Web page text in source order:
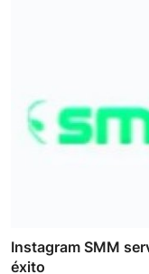
Instagram SMM
éxito